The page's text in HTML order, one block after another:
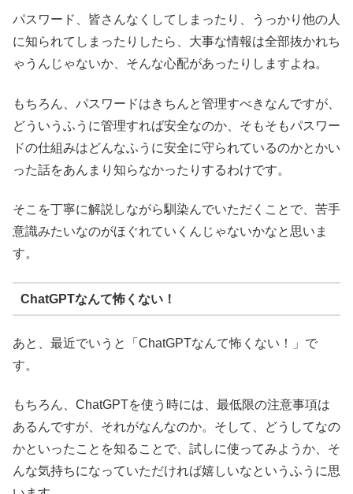
パスワード、皆さんなくしてしまったり、うっかり他の人
に知られてしまったりしたら、大事な情報は全部抜かれち
ゃうんじゃないか、そんな心配があったりしますよね。
もちろん、パスワードはきちんと管理すべきなんですが、
どういうふうに管理すれば安全なのか、そもそもパスワー
ドの仕組みはどんなふうに安全に守られているのかとかい
った話をあんまり知らなかったりするわけです。
そこを丁寧に解説しながら馴染んでいただくことで、苦手
意識みたいなのがほぐれていくんじゃないかなと思いま
す。
ChatGPTなんて怖くない！
あと、最近でいうと「ChatGPTなんて怖くない！」で
す。
もちろん、ChatGPTを使う時には、最低限の注意事項は
あるんですが、それがなんなのか。そして、どうしてなの
かといったことを知ることで、試しに使ってみようか、そ
んな気持ちになっていただければ嬉しいなというふうに思